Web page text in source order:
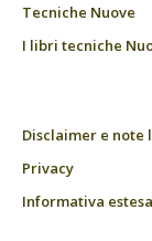
Tecniche Nuove
I libri tecniche
Disclaimer e note
Privacy
Informativa